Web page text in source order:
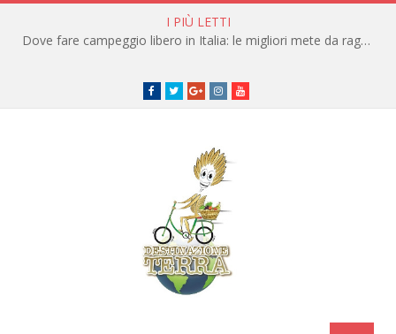
I PIÙ LETTI
Dove fare campeggio libero in Italia: le migliori mete da raggiungere in traghetto
Facebook
TwitterGoogle+instagramyoutube